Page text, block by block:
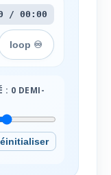
/ 00:00
loop ♾️
: 0 DEMI-